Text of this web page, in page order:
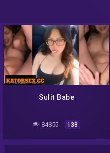
Sulit Babe
84855 138
Recent